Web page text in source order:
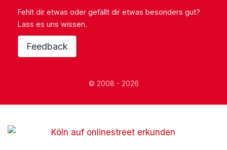
Fehlt dir etwas oder gefällt dir etwas besonders gut?
Lass es uns wissen.
Feedback
© 2008 - 2026